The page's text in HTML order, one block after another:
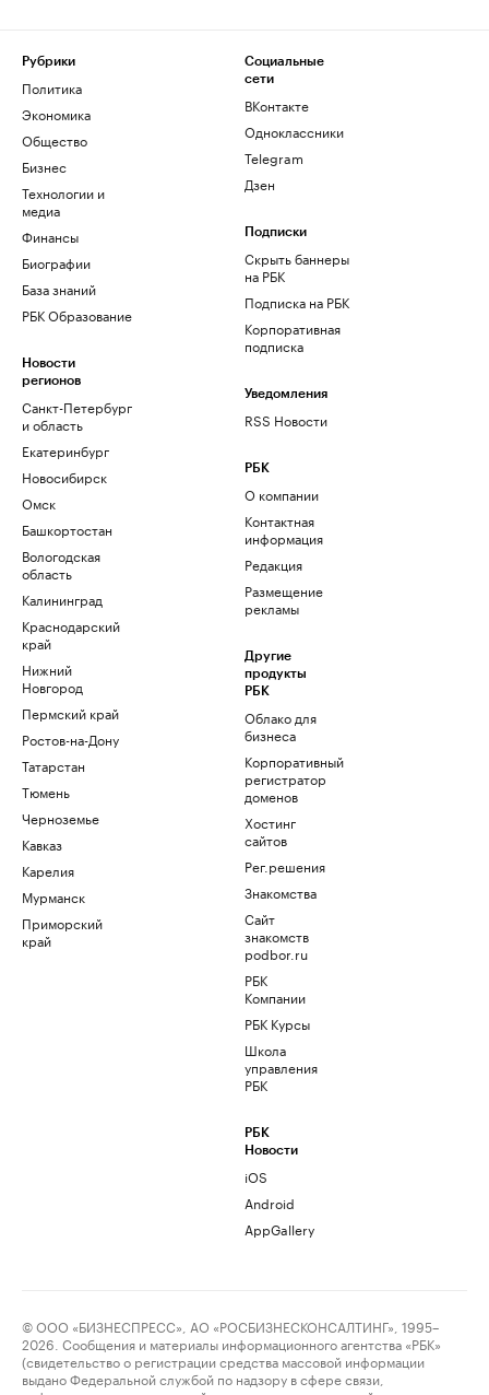
Рубрики
Политика
Экономика
Общество
Бизнес
Технологии и
медиа
Финансы
Биографии
База знаний
РБК Образование
Новости
регионов
Санкт-Петербург
и область
Екатеринбург
Новосибирск
Омск
Башкортостан
Вологодская
область
Калининград
Краснодарский
край
Нижний
Новгород
Пермский край
Ростов-на-Дону
Татарстан
Тюмень
Черноземье
Кавказ
Карелия
Мурманск
Приморский
край
Социальные
сети
ВКонтакте
Одноклассники
Telegram
Дзен
Подписки
Скрыть баннеры
на РБК
Подписка на РБК
Корпоративная
подписка
Уведомления
RSS Новости
РБК
О компании
Контактная
информация
Редакция
Размещение
рекламы
Другие
продукты
РБК
Облако для
бизнеса
Корпоративный
регистратор
доменов
Хостинг
сайтов
Рег.решения
Знакомства
Сайт
знакомств
podbor.ru
РБК
Компании
РБК Курсы
Школа
управления
РБК
РБК
Новости
iOS
Android
AppGallery
© ООО «БИЗНЕСПРЕСС», АО «РОСБИЗНЕСКОНСАЛТИНГ», 1995–
2026. Сообщения и материалы информационного агентства «РБК»
(свидетельство о регистрации средства массовой информации
выдано Федеральной службой по надзору в сфере связи,